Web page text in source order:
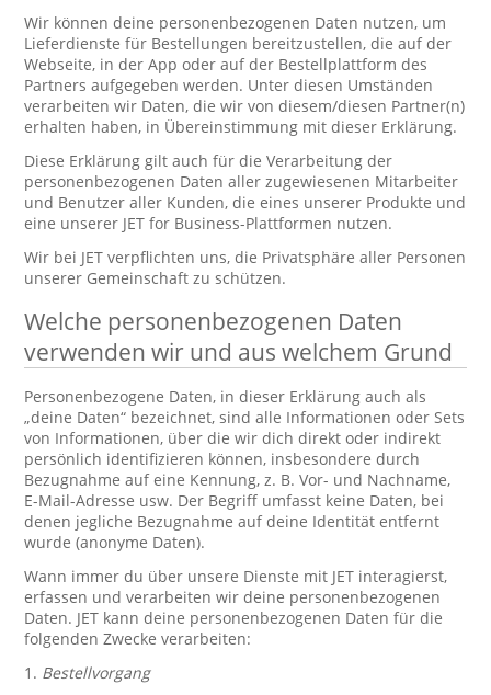
Wir können deine personenbezogenen Daten nutzen, um
Lieferdienste für Bestellungen bereitzustellen, die auf der
Webseite, in der App oder auf der Bestellplattform des
Partners aufgegeben werden. Unter diesen Umständen
verarbeiten wir Daten, die wir von diesem/diesen Partner(n)
erhalten haben, in Übereinstimmung mit dieser Erklärung.
Diese Erklärung gilt auch für die Verarbeitung der
personenbezogenen Daten aller zugewiesenen Mitarbeiter
und Benutzer aller Kunden, die eines unserer Produkte und
eine unserer JET for Business-Plattformen nutzen.
Wir bei JET verpflichten uns, die Privatsphäre aller Personen
unserer Gemeinschaft zu schützen.
Welche personenbezogenen Daten
verwenden wir und aus welchem Grund
Personenbezogene Daten, in dieser Erklärung auch als
„deine Daten“ bezeichnet, sind alle Informationen oder Sets
von Informationen, über die wir dich direkt oder indirekt
persönlich identifizieren können, insbesondere durch
Bezugnahme auf eine Kennung, z. B. Vor- und Nachname,
E-Mail-Adresse usw. Der Begriff umfasst keine Daten, bei
denen jegliche Bezugnahme auf deine Identität entfernt
wurde (anonyme Daten).
Wann immer du über unsere Dienste mit JET interagierst,
erfassen und verarbeiten wir deine personenbezogenen
Daten. JET kann deine personenbezogenen Daten für die
folgenden Zwecke verarbeiten:
1. Bestellvorgang